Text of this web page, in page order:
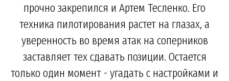
прочно закрепился и Артем Тесленко. Его
техника пилотирования растет на глазах, а
уверенность во время атак на соперников
заставляет тех сдавать позиции. Остается
только один момент - угадать с настройками и